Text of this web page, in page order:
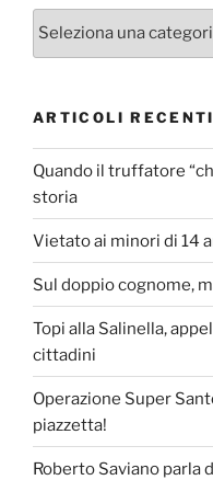
Categorie
ARTICOLI RECENTI
Quando il truffatore
storia
Vietato ai minori di 14
Sul doppio cognome,
Topi alla Salinella,
cittadini
Operazione Super
piazzetta!
Roberto Saviano parla